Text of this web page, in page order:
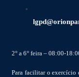
2° a 6° feira – 08:00-
Para facilitar o exercício